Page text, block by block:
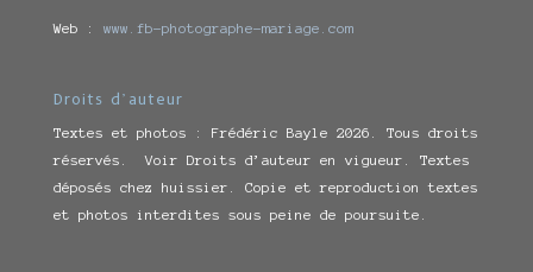
Web : www.fb-photographe-mariage.com
Droits d’auteur
Textes et photos : Frédéric Bayle 2026. Tous droits
réservés. Voir Droits d’auteur en vigueur. Textes
déposés chez huissier. Copie et reproduction textes
et photos interdites sous peine de poursuite.